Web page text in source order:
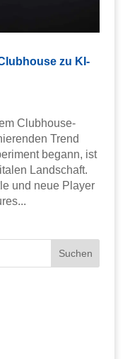
zu KI-
Clubhouse-
Trend
begann, ist
Landschaft.
und neue Player